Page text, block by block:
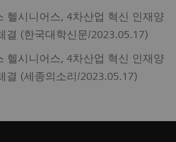
헬시니어스, 4차산업 혁신 인재양
결 (한국대학신문/2023.05.17)
헬시니어스, 4차산업 혁신 인재양
결 (세종의소리/2023.05.17)